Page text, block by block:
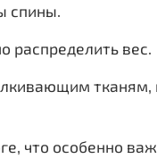
спины.
распределить вес.
что особенно